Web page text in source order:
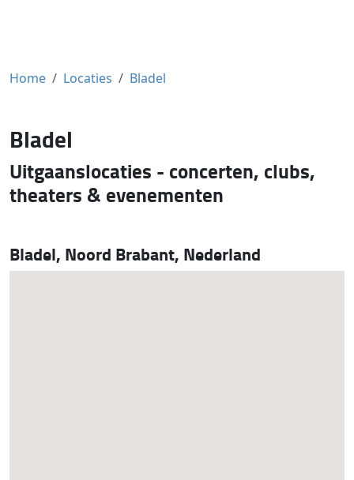
Home Locaties Bladel
Bladel
Uitgaanslocaties - concerten, clubs,
theaters & evenementen
Bladel, Noord Brabant, Nederland